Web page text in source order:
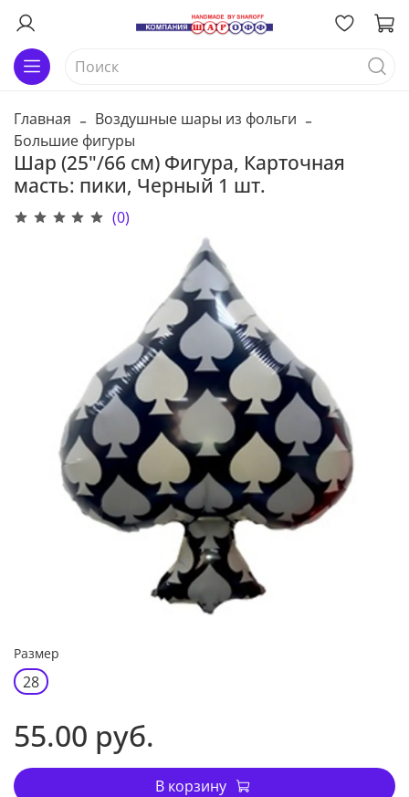
Главная
Воздушные шары из фольги
Большие фигуры
Шар (25"/66 см) Фигура, Карточная
масть: пики, Черный 1 шт.
(0)
Размер
28
55.00 руб.
В корзину